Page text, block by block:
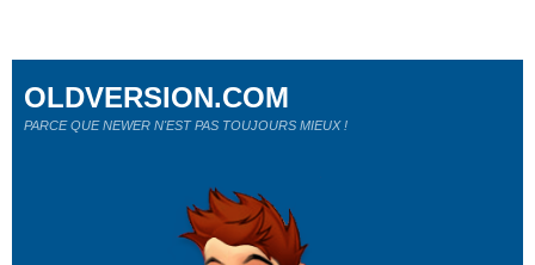
OLDVERSION.COM
PARCE QUE NEWER N'EST PAS TOUJOURS MIEUX !